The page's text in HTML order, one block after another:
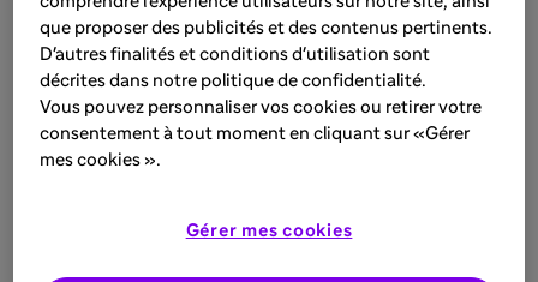
Les patients atteints à la fois d’asthme et de
que proposer des publicités et des contenus pertinents.
D'autres finalités et conditions d'utilisation sont
décrites dans notre politique de confidentialité.
Vous pouvez personnaliser vos cookies ou retirer votre
consentement à tout moment en cliquant sur «Gérer
mes cookies ».
Gérer mes cookies